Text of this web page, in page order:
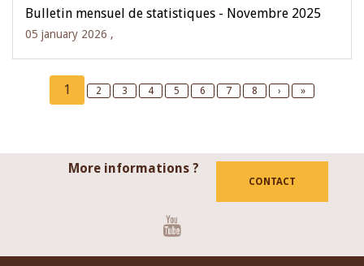
Bulletin mensuel de statistiques - Novembre 2025
05 january 2026 ,
Pagination
Current
page
1 Page
2 Page
3 Page
4 Page
5 Page
6 Page
7 Page
8
Next
›
Last
»
More informations ?
CONTACT